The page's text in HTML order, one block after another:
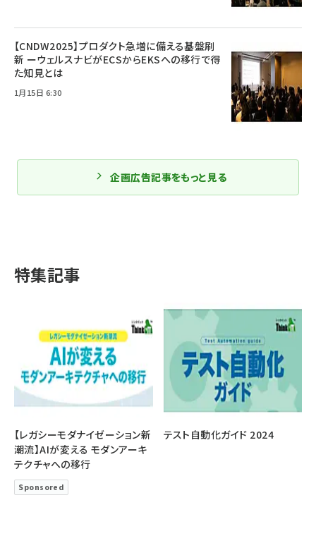
【CNDW2025】プロダクト急増に備える基盤刷
新 ーウェルスナビがECSからEKSへの移行で得
た知見とは
1月15日 6:30
企画広告記事をもっと見る
特集記事
【レガシーモダナイゼーション新
潮流】AIが変える モダンアーキ
テクチャへの移行
Sponsored
テスト自動化ガイド 2024